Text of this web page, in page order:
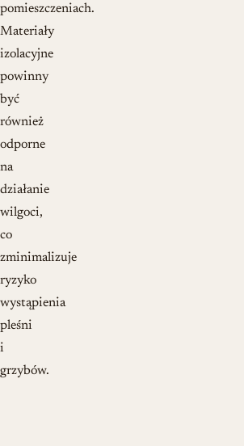
pomieszczeniach.
Materiały
izolacyjne
powinny
być
również
odporne
na
działanie
wilgoci,
co
zminimalizuje
ryzyko
wystąpienia
pleśni
i
grzybów.